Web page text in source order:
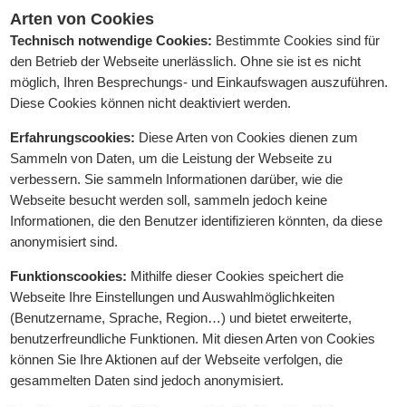
Arten von Cookies
Technisch notwendige Cookies: Bestimmte Cookies sind für
den Betrieb der Webseite unerlässlich. Ohne sie ist es nicht
möglich, Ihren Besprechungs- und Einkaufswagen auszuführen.
Diese Cookies können nicht deaktiviert werden.
Erfahrungscookies: Diese Arten von Cookies dienen zum
Sammeln von Daten, um die Leistung der Webseite zu
verbessern. Sie sammeln Informationen darüber, wie die
Webseite besucht werden soll, sammeln jedoch keine
Informationen, die den Benutzer identifizieren könnten, da diese
anonymisiert sind.
Funktionscookies: Mithilfe dieser Cookies speichert die
Webseite Ihre Einstellungen und Auswahlmöglichkeiten
(Benutzername, Sprache, Region…) und bietet erweiterte,
benutzerfreundliche Funktionen. Mit diesen Arten von Cookies
können Sie Ihre Aktionen auf der Webseite verfolgen, die
gesammelten Daten sind jedoch anonymisiert.